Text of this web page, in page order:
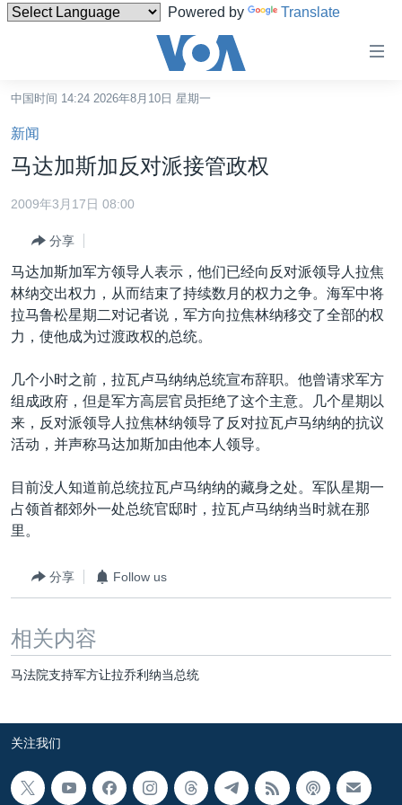
Powered by Translate
碍
链
接
跳
转
容
到
跳
到
索
港澳
国际
最新国际新闻
印太
中东
欧洲
非洲
全球议题
分类新闻
经济·金融·贸易
人权·法律·宗教
科教·文娱·体健
军事
环境
美中关系
热点专题
白宫要闻
国会报道
美国建国250周年
埃博拉疫情
美国之音专访
重要讲话与声明
台海两岸关系
南中国海争端
VOA视频
VOA今日焦点
关注我们
其他语言网站
中国时间 14:24 2026年8月10日 星期一
新闻
马达加斯加反对派接管政权
2009年3月17日 08:00
分享
马达加斯加军方领导人表示，他们已经向反对派领导人拉焦
林纳交出权力，从而结束了持续数月的权力之争。海军中将
拉马鲁松星期二对记者说，军方向拉焦林纳移交了全部的权
力，使他成为过渡政权的总统。
几个小时之前，拉瓦卢马纳纳总统宣布辞职。他曾请求军方
组成政府，但是军方高层官员拒绝了这个主意。几个星期以
来，反对派领导人拉焦林纳领导了反对拉瓦卢马纳纳的抗议
活动，并声称马达加斯加由他本人领导。
目前没人知道前总统拉瓦卢马纳纳的藏身之处。军队星期一
占领首都郊外一处总统官邸时，拉瓦卢马纳纳当时就在那
里。
分享 Follow us
相关内容
马法院支持军方让拉乔利纳当总统
关注我们